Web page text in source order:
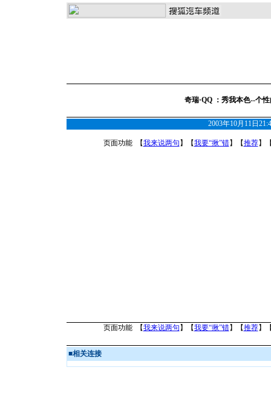
奇瑞·QQ ：秀我本色--个
2003年10月11日
页面功能 【我来说两句 】【我要“揪”错】【推荐】
页面功能 【我来说两句 】【我要“揪”错】【推荐】
■相关连接